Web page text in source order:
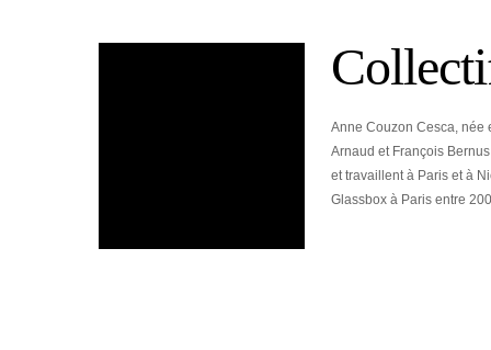
Anne Couzon Cesca, née
Arnaud et François
et travaillent à Paris et à
Glassbox à Paris entre